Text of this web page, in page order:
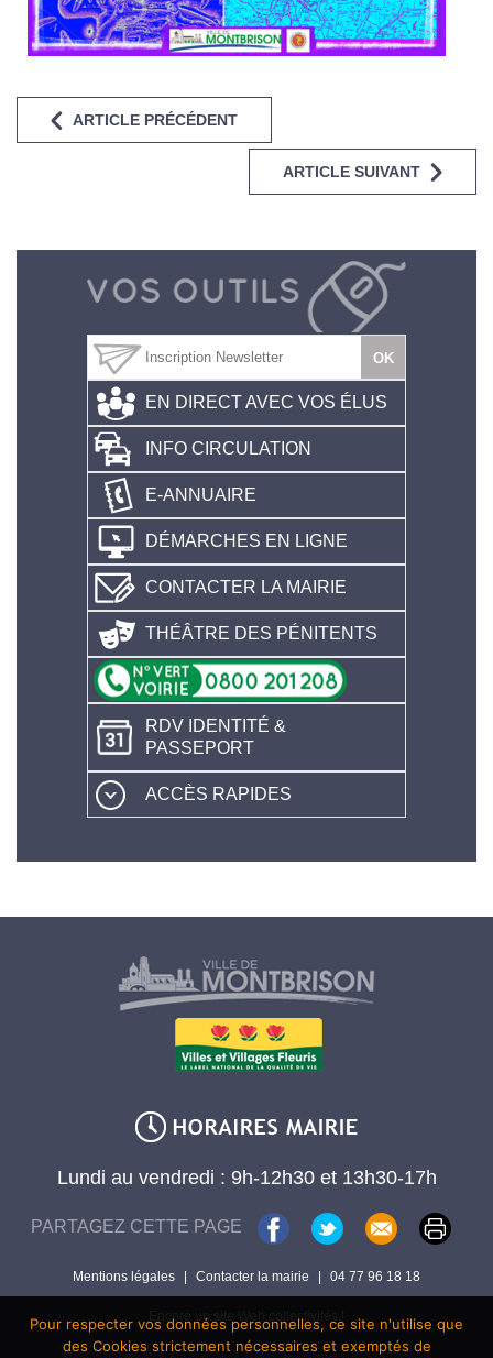
ARTICLE PRÉCÉDENT
ARTICLE SUIVANT
EN DIRECT AVEC VOS ÉLUS
INFO CIRCULATION
E-ANNUAIRE
DÉMARCHES EN LIGNE
CONTACTER LA MAIRIE
THÉÂTRE DES PÉNITENTS
RDV IDENTITÉ &
PASSEPORT
ACCÈS RAPIDES
Lundi au vendredi : 9h-12h30 et 13h30-17h
PARTAGEZ CETTE PAGE
Mentions légales | Contacter la mairie | 04 77 96 18 18
Encore un site Web collectivités !
Pour respecter vos données personnelles, ce site n'utilise que
des Cookies strictement nécessaires et exemptés de